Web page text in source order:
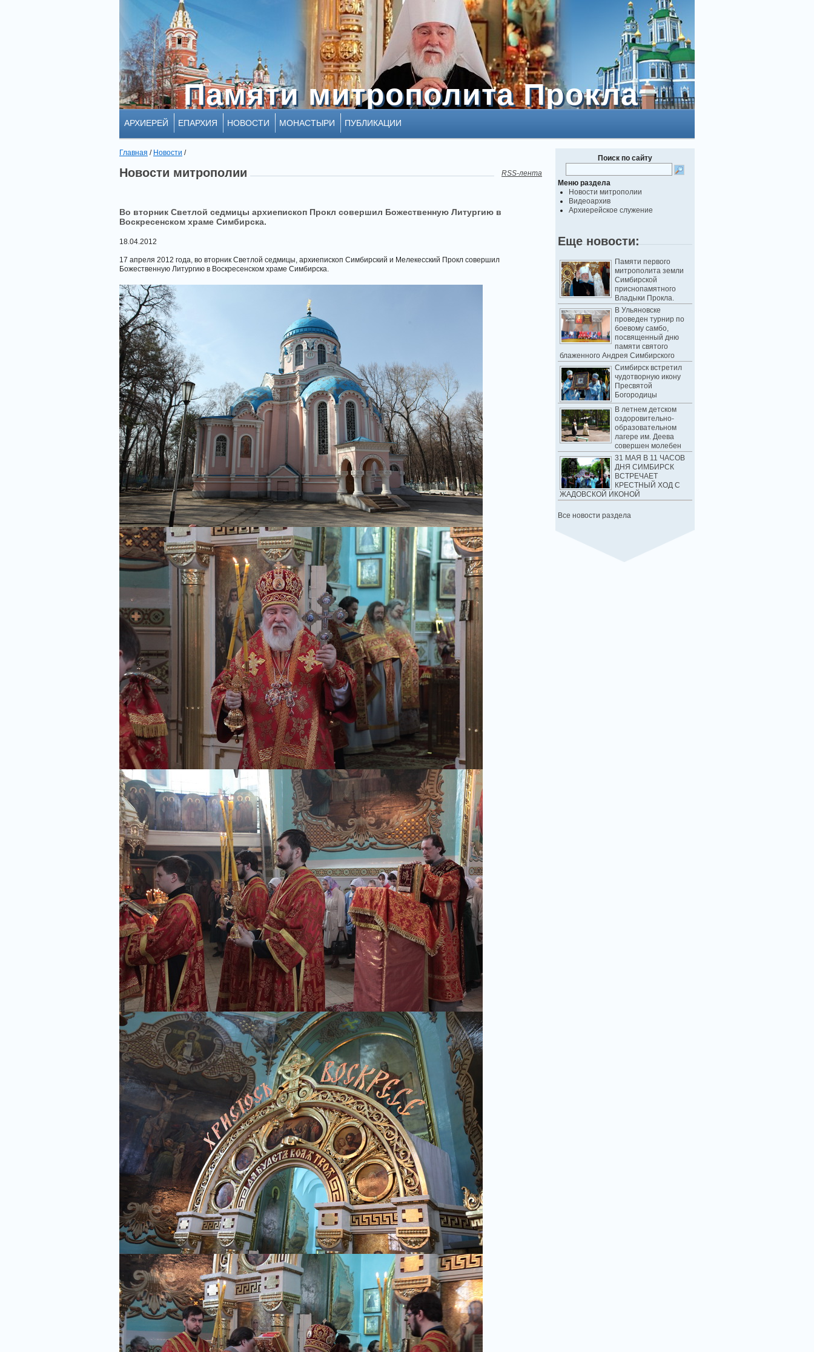
Памяти митрополита Прокла
Памяти митрополита Прокла
АРХИЕРЕЙ ЕПАРХИЯ НОВОСТИ МОНАСТЫРИ ПУБЛИКАЦИИ
Главная / Новости /
Новости митрополии RSS-лента
Во вторник Светлой седмицы архиепископ Прокл совершил Божественную Литургию в
Воскресенском храме Симбирска.
18.04.2012
17 апреля 2012 года, во вторник Светлой седмицы, архиепископ Симбирский и Мелекесский Прокл совершил
Божественную Литургию в Воскресенском храме Симбирска.
Поиск по сайту
Меню раздела
Новости митрополии
Видеоархив
Архиерейское служение
Еще новости:
Памяти первого
митрополита земли
Симбирской
приснопамятного
Владыки Прокла.
В Ульяновске
проведен турнир по
боевому самбо,
посвященный дню
памяти святого
блаженного Андрея Симбирского
Симбирск встретил
чудотворную икону
Пресвятой
Богородицы
В летнем детском
оздоровительно-
образовательном
лагере им. Деева
совершен молебен
31 МАЯ В 11 ЧАСОВ
ДНЯ СИМБИРСК
ВСТРЕЧАЕТ
КРЕСТНЫЙ ХОД С
ЖАДОВСКОЙ ИКОНОЙ
Все новости раздела